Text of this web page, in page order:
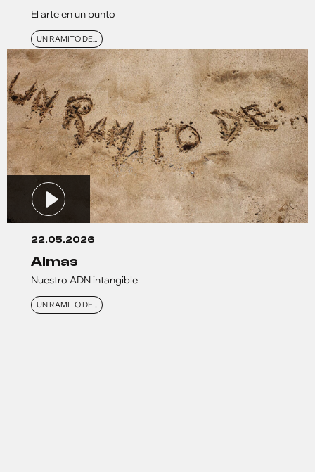
El arte en un punto
UN RAMITO DE...
22.05.2026
almas
Nuestro ADN intangible
UN RAMITO DE...